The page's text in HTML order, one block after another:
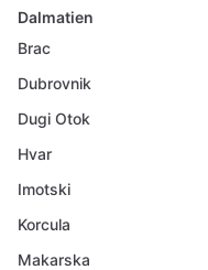
Dalmatien
Brac
Dubrovnik
Dugi Otok
Hvar
Imotski
Korcula
Makarska